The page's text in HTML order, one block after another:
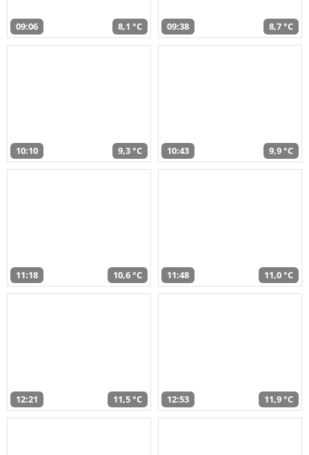
09:06 8,1 °C 09:38 8,7 °C
10:10 9,3 °C 10:43 9,9 °C
11:18 10,6 °C 11:48 11,0 °C
12:21 11,5 °C 12:53 11,9 °C